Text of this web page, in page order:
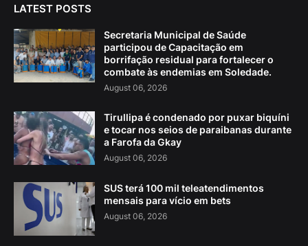
LATEST POSTS
Secretaria Municipal de Saúde
participou de Capacitação em
borrifação residual para fortalecer o
combate às endemias em Soledade.
August 06, 2026
Tirullipa é condenado por puxar biquíni
e tocar nos seios de paraibanas durante
a Farofa da Gkay
August 06, 2026
SUS terá 100 mil teleatendimentos
mensais para vício em bets
August 06, 2026